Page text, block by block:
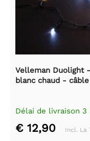
Velleman Duolight
blanc chaud -
Délai de livraison 3
€ 12,90 Incl. La